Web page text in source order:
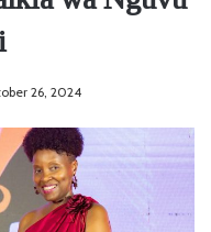
26, 2024